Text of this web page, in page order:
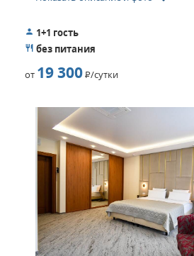
1+1 гость
без питания
от 19 300Р/сутки